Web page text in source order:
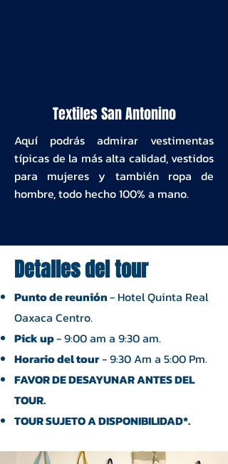
Textiles San Antonino
Aquí podrás admirar vestimentas
típicas de la más alta calidad, vestidos
para mujeres y también ropa de
hombre, todo hecho 100% a mano.
Detalles del tour
Punto de reunión- Hotel Quinta Real
Oaxaca Centro.
Pick up- 9:00 am a 9:30 am.
Horario del tour- 9:30 Am a 5:00 Pm.
FAVOR DE DESAYUNAR ANTES DEL
TOUR.
TOUR SUJETO A DISPONIBILIDAD*.